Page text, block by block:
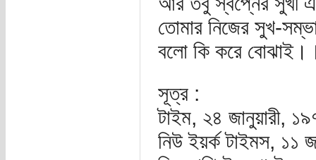
তোমার নিজের সুখ-
বলো কি করে
সূত্র :
টাইম, ২৪ জানুয়ারী,
নিউ ইয়র্ক টাইমস, ১১